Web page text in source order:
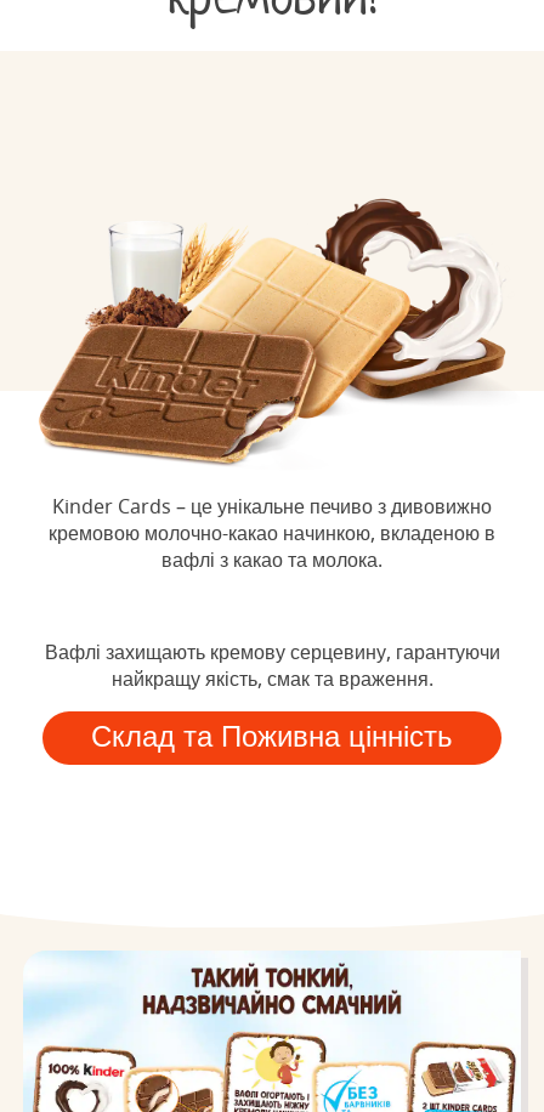
Kinder Cards – це унікальне печиво з дивовижно
кремовою молочно-какао начинкою, вкладеною в
вафлі з какао та молока.
Вафлі захищають кремову серцевину, гарантуючи
найкращу якість, смак та враження.
Склад та Поживна цінність